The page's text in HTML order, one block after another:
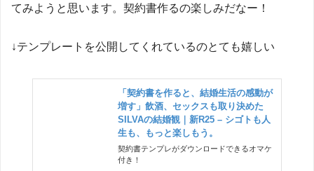
てみようと思います。契約書作るの楽しみだなー！
↓テンプレートを公開してくれているのとても嬉しい
「契約書を作ると、結婚生活の感動が
増す」飲酒、セックスも取り決めた
SILVAの結婚観｜新R25 – シゴトも人
生も、もっと楽しもう。
契約書テンプレがダウンロードできるオマケ
付き！